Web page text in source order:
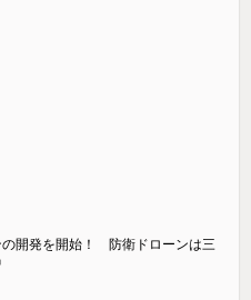
の開発を開始！ 防衛ドローンは三